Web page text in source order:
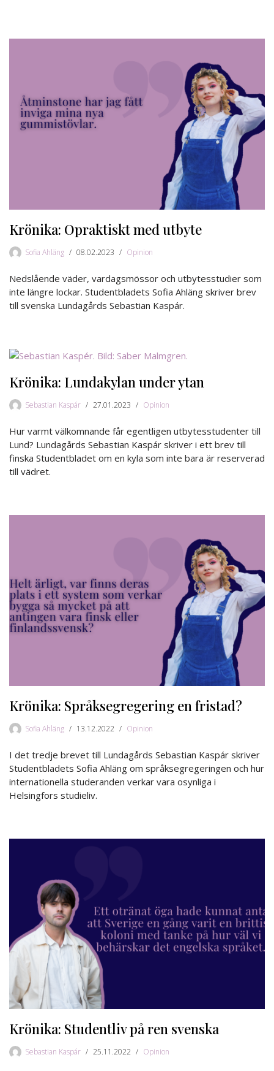
Krönika: Opraktiskt med utbyte
Sofia Ahläng 08.02.2023 Opinion
Nedslående väder, vardagsmössor och utbytesstudier som
inte längre lockar. Studentbladets Sofia Ahläng skriver brev
till svenska Lundagårds Sebastian Kaspár.
Krönika: Lundakylan under ytan
Sebastian Kaspár 27.01.2023 Opinion
Hur varmt välkomnande får egentligen utbytesstudenter till
Lund? Lundagårds Sebastian Kaspár skriver i ett brev till
finska Studentbladet om en kyla som inte bara är reserverad
till vädret.
Krönika: Språksegregering en fristad?
Sofia Ahläng 13.12.2022 Opinion
I det tredje brevet till Lundagårds Sebastian Kaspár skriver
Studentbladets Sofia Ahläng om språksegregeringen och hur
internationella studeranden verkar vara osynliga i
Helsingfors studieliv.
Krönika: Studentliv på ren svenska
Sebastian Kaspár 25.11.2022 Opinion